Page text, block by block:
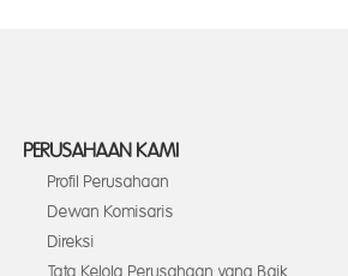
PERUSAHAAN KAMI
Profil Perusahaan
Dewan Komisaris
Direksi
Tata Kelola Perusahaan yang Baik